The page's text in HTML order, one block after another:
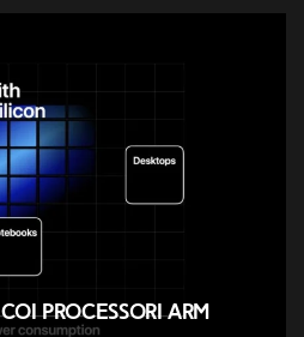
processori ARM